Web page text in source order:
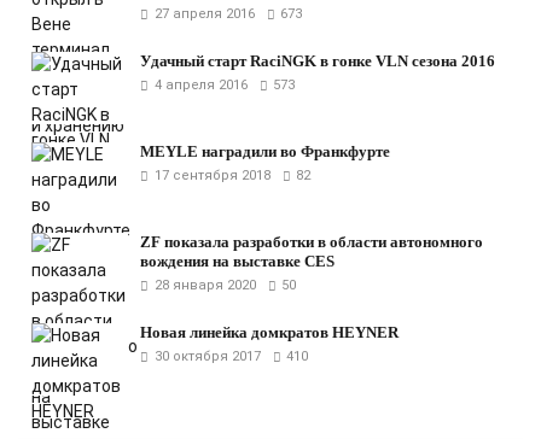
27 апреля 2016 673
Удачный старт RaciNGK в гонке VLN сезона 2016
4 апреля 2016 573
MEYLE наградили во Франкфурте
17 сентября 2018 82
ZF показала разработки в области автономного
вождения на выставке CES
28 января 2020 50
Новая линейка домкратов HEYNER
30 октября 2017 410